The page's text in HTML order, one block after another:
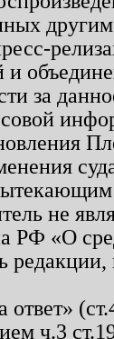
за
не
РФ «О
ответ»
ч.3